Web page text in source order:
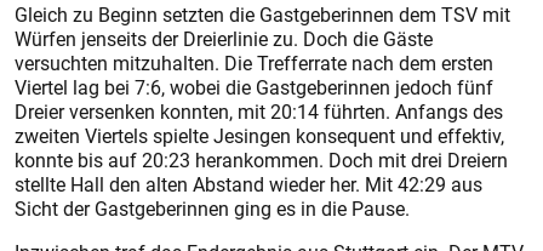
Gleich zu Beginn setzten die Gastgeberinnen dem TSV mit
Würfen jenseits der Dreierlinie zu. Doch die Gäste
versuchten mitzuhalten. Die Trefferrate nach dem ersten
Viertel lag bei 7:6, wobei die Gastgeberinnen jedoch fünf
Dreier versenken konnten, mit 20:14 führten. Anfangs des
zweiten Viertels spielte Jesingen konsequent und effektiv,
konnte bis auf 20:23 herankommen. Doch mit drei Dreiern
stellte Hall den alten Abstand wieder her. Mit 42:29 aus
Sicht der Gastgeberinnen ging es in die Pause.